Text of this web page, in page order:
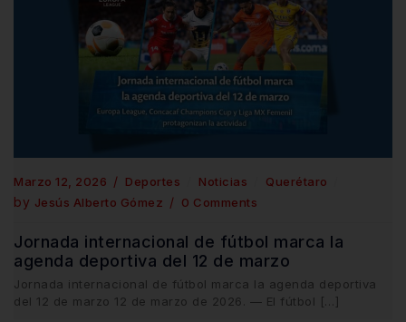
Marzo 12, 2026 Deportes Noticias Querétaro
by Jesús Alberto Gómez 0 Comments
Jornada internacional de fútbol marca la
agenda deportiva del 12 de marzo
Jornada internacional de fútbol marca la agenda deportiva
del 12 de marzo 12 de marzo de 2026. — El fútbol […]